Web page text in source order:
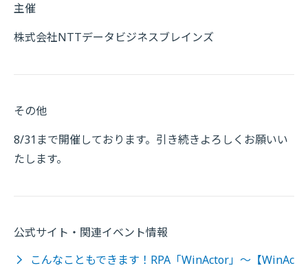
主催
株式会社NTTデータビジネスブレインズ
その他
8/31まで開催しております。引き続きよろしくお願いい
たします。
公式サイト・関連イベント情報
こんなこともできます！RPA「WinActor」～【WinAc